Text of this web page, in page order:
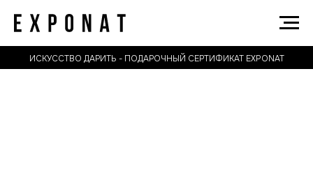
ИСКУССТВО ДАРИТЬ - ПОДАРОЧНЫЙ СЕРТИФИКАТ EXPONAT